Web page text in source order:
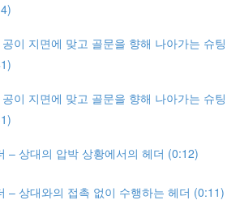
이 지면에 맞고 골문을 향해 나아가는 슈팅
이 지면에 맞고 골문을 향해 나아가는 슈팅
– 상대의 압박 상황에서의 헤더 (0:12)
– 상대와의 접촉 없이 수행하는 헤더 (0:11)